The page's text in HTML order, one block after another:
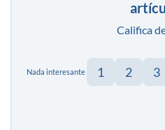
Califica
Nada interesante 1 2 3